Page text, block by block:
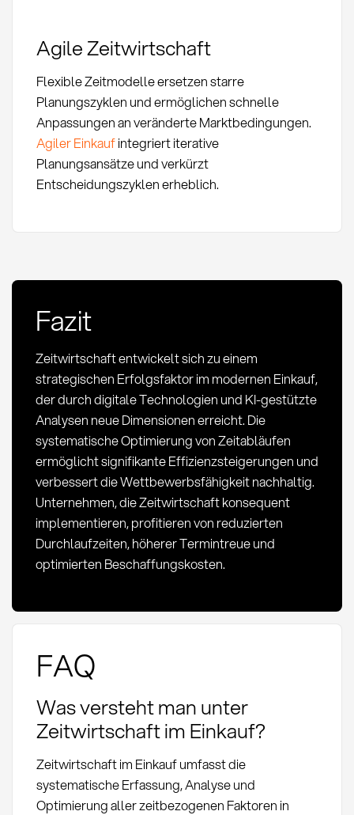
Agile Zeitwirtschaft
Flexible Zeitmodelle ersetzen starre
Planungszyklen und ermöglichen schnelle
Anpassungen an veränderte Marktbedingungen.
Agiler Einkaufintegriert iterative
Planungsansätze und verkürzt
Entscheidungszyklen erheblich.
Fazit
Zeitwirtschaft entwickelt sich zu einem
strategischen Erfolgsfaktor im modernen Einkauf,
der durch digitale Technologien und KI-gestützte
Analysen neue Dimensionen erreicht. Die
systematische Optimierung von Zeitabläufen
ermöglicht signifikante Effizienzsteigerungen und
verbessert die Wettbewerbsfähigkeit nachhaltig.
Unternehmen, die Zeitwirtschaft konsequent
implementieren, profitieren von reduzierten
Durchlaufzeiten, höherer Termintreue und
optimierten Beschaffungskosten.
FAQ
Was versteht man unter
Zeitwirtschaft im Einkauf?
Zeitwirtschaft im Einkauf umfasst die
systematische Erfassung, Analyse und
Optimierung aller zeitbezogenen Faktoren in